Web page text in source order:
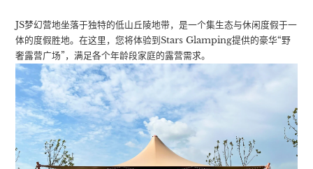
JS梦幻营地坐落于独特的低山丘陵地带，是一个集生态与休闲度假于一
体的度假胜地。在这里，您将体验到Stars Glamping提供的豪华“野
奢露营广场”，满足各个年龄段家庭的露营需求。